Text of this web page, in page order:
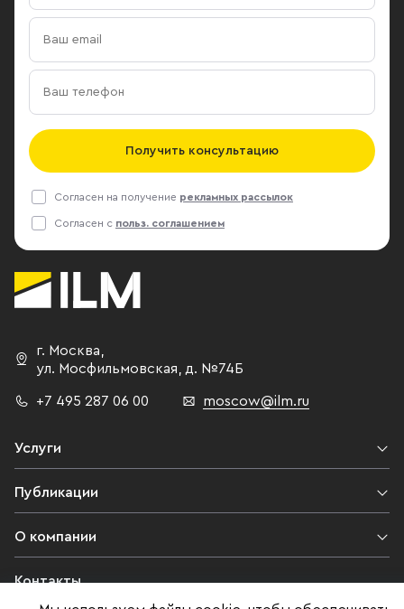
Получить консультацию
Согласен на получение рекламных рассылок
Согласен с польз. соглашением
г. Москва,
ул. Мосфильмовская, д. №74Б
+7 495 287 06 00 moscow@ilm.ru
Услуги
Публикации
О компании
Контакты